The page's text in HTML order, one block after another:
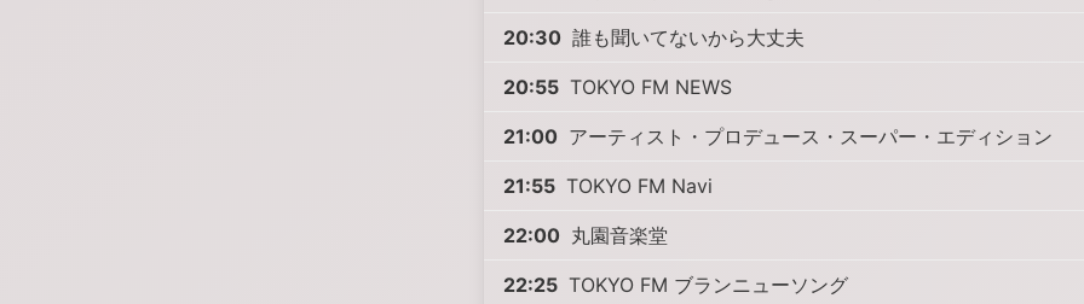
20:30 誰も聞いてないから大丈夫
20:55 TOKYO FM NEWS
21:00 アーティスト・プロデュース・スーパー・エディション
21:55 TOKYO FM Navi
22:00 丸園音楽堂
22:25 TOKYO FM ブランニューソング